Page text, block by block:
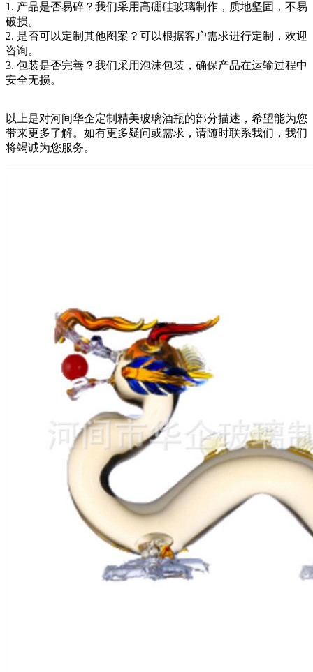
1. 产品是否易碎？我们采用高硼硅玻璃制作，质地坚固，不易
破损。
2. 是否可以定制其他图案？可以根据客户需求进行定制，欢迎
咨询。
3. 包装是否完善？我们采用泡沫包装，确保产品在运输过程中
安全无损。
以上是对河间华企定制精美玻璃酒瓶的部分描述，希望能为您
带来更多了解。如有更多疑问或需求，请随时联系我们，我们
将竭诚为您服务。